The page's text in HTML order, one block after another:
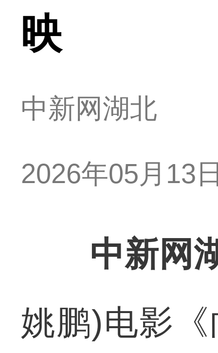
映
中新网湖北
2026年05月13
中新网
姚鹏)电影